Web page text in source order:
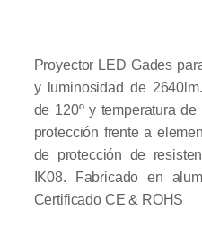
Proyector LED Gades
y luminosidad de
de 120º y temperatura
protección frente a
de protección de
IK08. Fabricado en
Certificado CE & ROHS